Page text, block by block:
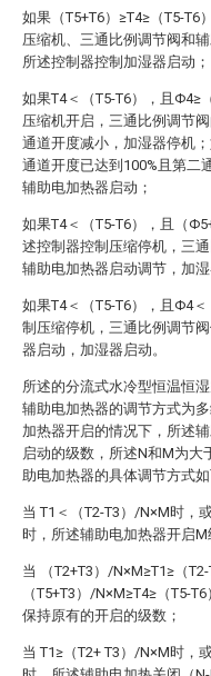
如果（T5+T6）≥T4≥（T5-
压缩机、三通比例调节阀和
所述控制器控制加湿器启动；
如果T4＜（T5-T6），且Φ4≥
压缩机开启，三通比例调节
通道开度减小，加湿器停机
通道开度已达到100%且第二
辅助电加热器启动；
如果T4＜（T5-T6），且（
述控制器控制压缩停机，三
辅助电加热器启动调节，加
如果T4＜（T5-T6），且Φ4
制压缩停机，三通比例调节
器启动，加湿器启动。
所述的分流式水冷型恒温恒
辅助电加热器的调节方式为
加热器开启的情况下，所述
启动的级数，所述N和M为
助电加热器的具体调节方式如
当 T1＜（T2-T3）/N×M时，
时，所述辅助电加热器开启M
当 （T2+T3）/N×M≥T1≥（
（T5+T3）/N×M≥T4≥（T5-
保持原有的开启的级数；
当 T1≥（T2+ T3）/N×M时，